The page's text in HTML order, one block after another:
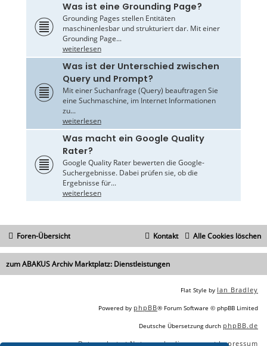
Was ist eine Grounding Page?
Grounding Pages stellen Entitäten
maschinenlesbar und strukturiert dar. Mit einer
Grounding Page...
weiterlesen
Was ist der Unterschied zwischen
Query und Prompt?
Mit einer Suchanfrage (Query) beauftragen Sie
eine Suchmaschine, im Internet Informationen
zu...
weiterlesen
Was macht ein Google Quality
Rater?
Google Quality Rater bewerten die Google-
Suchergebnisse. Dabei prüfen sie, ob die
Ergebnisse für...
weiterlesen
Foren-Übersicht Alle Cookies löschen
Kontakt
zum ABAKUS Archiv Marktplatz: Dienstleistungen
Flat Style by Ian Bradley
Powered by phpBB® Forum Software © phpBB Limited
Deutsche Übersetzung durch phpBB.de
Datenschutz|Nutzungsbedingungen|Impressum